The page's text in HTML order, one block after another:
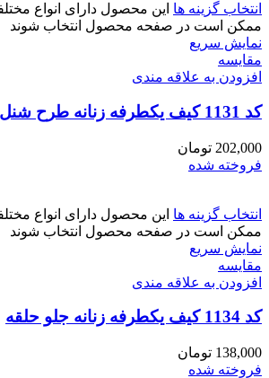
انتخاب گزینه ها این محصول دارای انواع
ممکن است در صفحه محصول انتخاب شوند
نمایش سریع
مقايسه
افزودن به علاقه مندی
کد 1131 کیف یکطرفه زنانه طرح شنل
202,000 تومان
فروخته شده
انتخاب گزینه ها این محصول دارای انواع
ممکن است در صفحه محصول انتخاب شوند
نمایش سریع
مقايسه
افزودن به علاقه مندی
کد 1134 کیف یکطرفه زنانه جلو حلقه
138,000 تومان
فروخته شده